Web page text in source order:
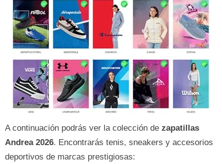
A continuación podrás ver la colección de zapatillas
Andrea 2026. Encontrarás tenis, sneakers y accesorios
deportivos de marcas prestigiosas: